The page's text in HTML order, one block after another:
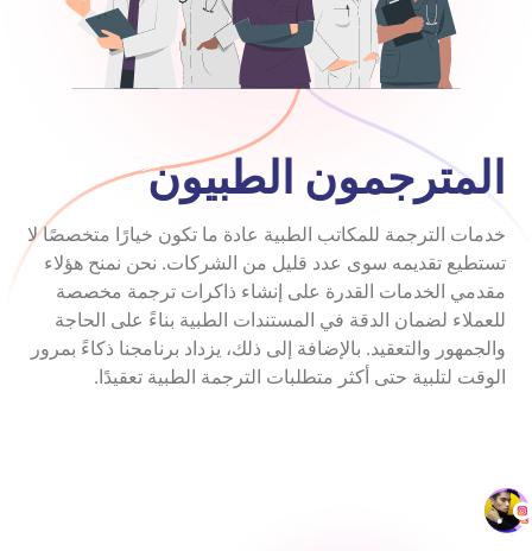
المترجمون الطبيون
خدمات الترجمة للمكاتب الطبية عادة ما تكون خيارًا متخصصًا لا
تستطيع تقديمه سوى عدد قليل من الشركات. نحن نمنح هؤلاء
مقدمي الخدمات القدرة على إنشاء ذاكرات ترجمة مخصصة
للعملاء لضمان الدقة في المستندات الطبية بناءً على الحاجة
والجمهور والتعقيد. بالإضافة إلى ذلك، يزداد برنامجنا ذكاءً بمرور
الوقت لتلبية حتى أكثر متطلبات الترجمة الطبية تعقيدًا.